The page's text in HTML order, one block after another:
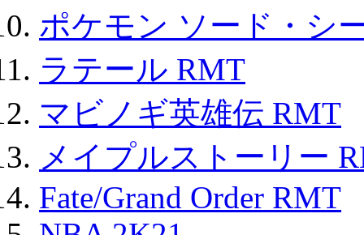
ポケモン ソード・シ
ラテール RMT
マビノギ英雄伝 RMT
メイプルストーリー
Fate/Grand Order RMT